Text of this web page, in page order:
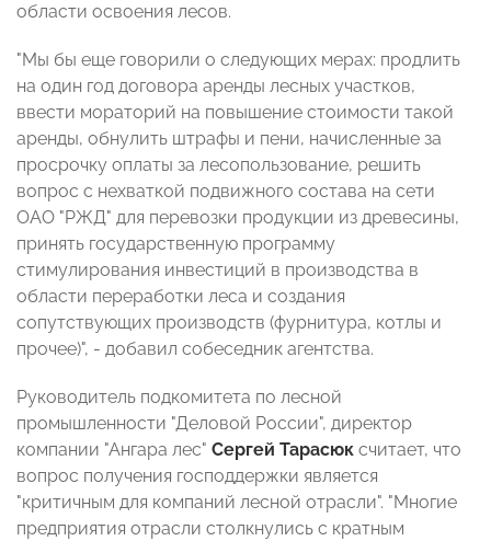
области освоения лесов.
"Мы бы еще говорили о следующих мерах: продлить
на один год договора аренды лесных участков,
ввести мораторий на повышение стоимости такой
аренды, обнулить штрафы и пени, начисленные за
просрочку оплаты за лесопользование, решить
вопрос с нехваткой подвижного состава на сети
ОАО "РЖД" для перевозки продукции из древесины,
принять государственную программу
стимулирования инвестиций в производства в
области переработки леса и создания
сопутствующих производств (фурнитура, котлы и
прочее)", - добавил собеседник агентства.
Руководитель подкомитета по лесной
промышленности "Деловой России", директор
компании "Ангара лес" Сергей Тарасюк считает, что
вопрос получения господдержки является
"критичным для компаний лесной отрасли". "Многие
предприятия отрасли столкнулись с кратным